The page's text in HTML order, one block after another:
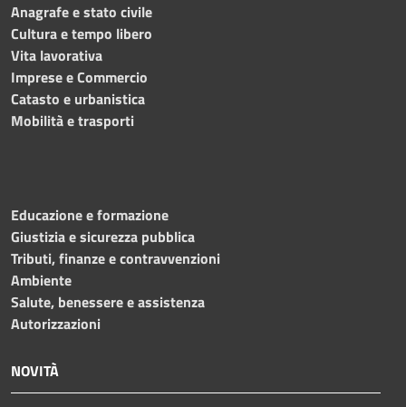
Anagrafe e stato civile
Cultura e tempo libero
Vita lavorativa
Imprese e Commercio
Catasto e urbanistica
Mobilità e trasporti
Educazione e formazione
Giustizia e sicurezza pubblica
Tributi, finanze e contravvenzioni
Ambiente
Salute, benessere e assistenza
Autorizzazioni
NOVITÀ